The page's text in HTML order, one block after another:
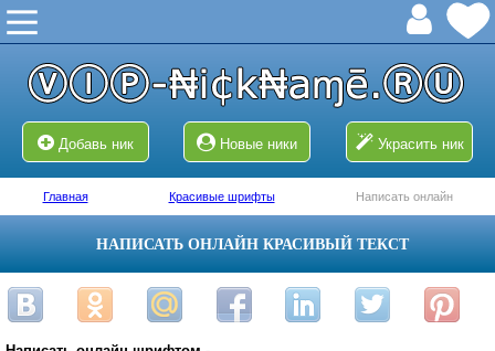
Добавь ник Новые ники Украсить ник
Главная Красивые шрифты Написать онлайн
НАПИСАТЬ ОНЛАЙН КРАСИВЫЙ ТЕКСТ